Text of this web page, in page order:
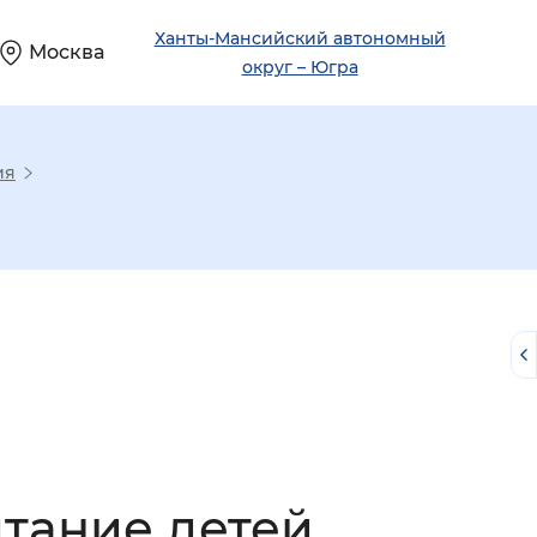
Москва
Ханты-Мансийский автономный
округ – Югра